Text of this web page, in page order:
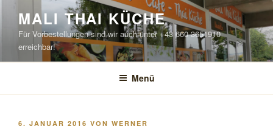
springen
MALI THAI KÜCHE
Für Vorbestellungen sind wir auch unter +43 660 3651910
erreichbar!
Menü
VERÖFFENTLICHT
6. JANUAR 2016 VON WERNER